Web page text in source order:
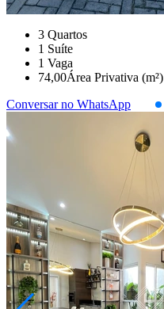
2072982.001
3 Quartos
1 Suíte
1 Vaga
74,00Área Privativa (m²)
Conversar no WhatsApp